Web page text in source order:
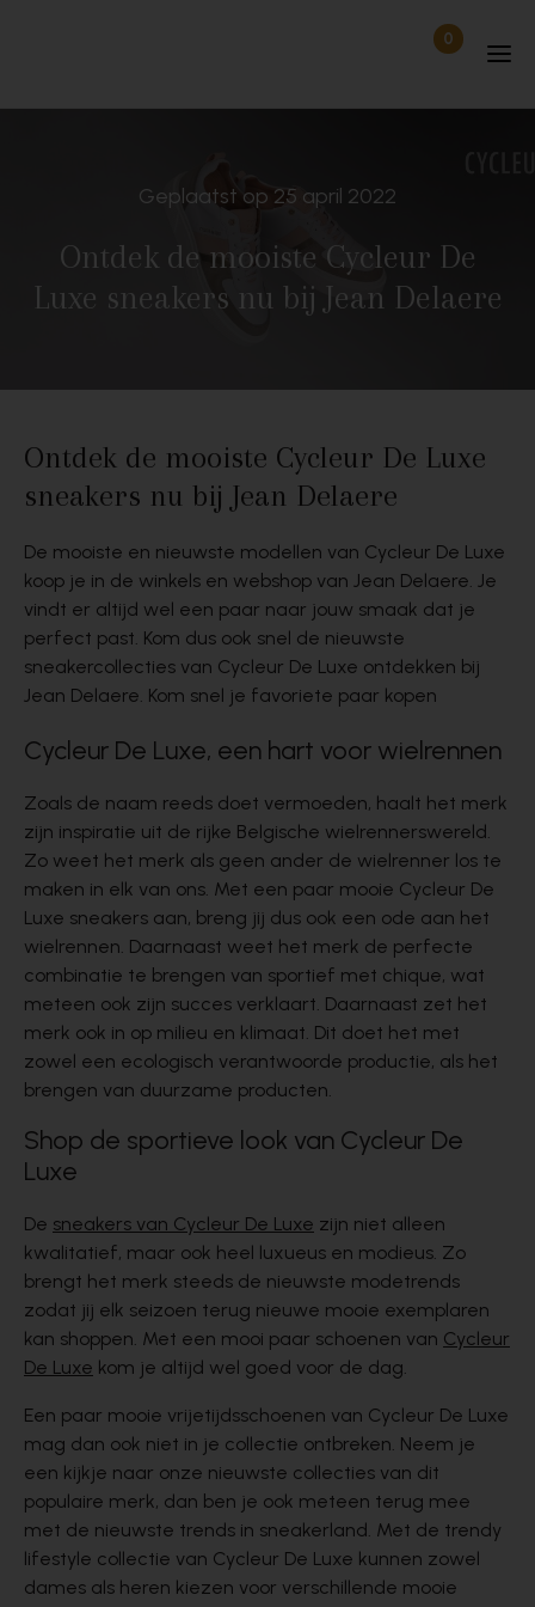
0Items in
Geplaatst op 25 april 2022
Ontdek de mooiste Cycleur De
Luxe sneakers nu bij Jean Delaere
Ontdek de mooiste Cycleur De Luxe
sneakers nu bij Jean Delaere
De mooiste en nieuwste modellen van Cycleur De Luxe
koop je in de winkels en webshop van Jean Delaere. Je
vindt er altijd wel een paar naar jouw smaak dat je
perfect past. Kom dus ook snel de nieuwste
sneakercollecties van Cycleur De Luxe ontdekken bij
Jean Delaere. Kom snel je favoriete paar kopen
Cycleur De Luxe, een hart voor wielrennen
Zoals de naam reeds doet vermoeden, haalt het merk
zijn inspiratie uit de rijke Belgische wielrennerswereld.
Zo weet het merk als geen ander de wielrenner los te
maken in elk van ons. Met een paar mooie Cycleur De
Luxe sneakers aan, breng jij dus ook een ode aan het
wielrennen. Daarnaast weet het merk de perfecte
combinatie te brengen van sportief met chique, wat
meteen ook zijn succes verklaart. Daarnaast zet het
merk ook in op milieu en klimaat. Dit doet het met
zowel een ecologisch verantwoorde productie, als het
brengen van duurzame producten.
Shop de sportieve look van Cycleur De
Luxe
De sneakers van Cycleur De Luxe zijn niet alleen
kwalitatief, maar ook heel luxueus en modieus. Zo
brengt het merk steeds de nieuwste modetrends
zodat jij elk seizoen terug nieuwe mooie exemplaren
kan shoppen. Met een mooi paar schoenen van Cycleur
De Luxe kom je altijd wel goed voor de dag.
Een paar mooie vrijetijdsschoenen van Cycleur De Luxe
mag dan ook niet in je collectie ontbreken. Neem je
een kijkje naar onze nieuwste collecties van dit
populaire merk, dan ben je ook meteen terug mee
met de nieuwste trends in sneakerland. Met de trendy
lifestyle collectie van Cycleur De Luxe kunnen zowel
dames als heren kiezen voor verschillende mooie